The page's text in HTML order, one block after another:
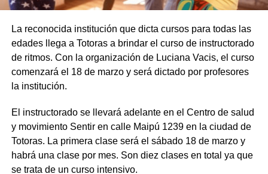
La reconocida institución que dicta cursos para todas las
edades llega a Totoras a brindar el curso de instructorado
de ritmos. Con la organización de Luciana Vacis, el curso
comenzará el 18 de marzo y será dictado por profesores
la institución.
El instructorado se llevará adelante en el Centro de salud
y movimiento Sentir en calle Maipú 1239 en la ciudad de
Totoras. La primera clase será el sábado 18 de marzo y
habrá una clase por mes. Son diez clases en total ya que
se trata de un curso intensivo.